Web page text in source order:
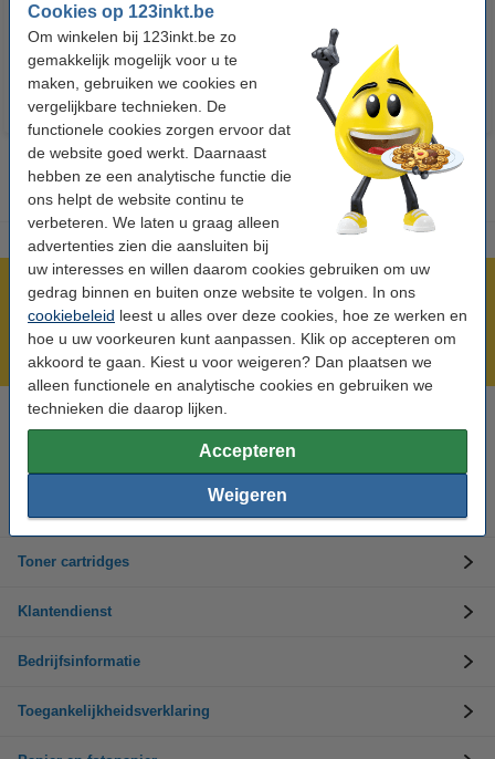
Cookies op 123inkt.be
Om winkelen bij 123inkt.be zo
gemakkelijk mogelijk voor u te
maken, gebruiken we cookies en
vergelijkbare technieken. De
functionele cookies zorgen ervoor dat
de website goed werkt. Daarnaast
hebben ze een analytische functie die
ons helpt de website continu te
verbeteren. We laten u graag alleen
advertenties zien die aansluiten bij
uw interesses en willen daarom cookies gebruiken om uw
gedrag binnen en buiten onze website te volgen. In ons
cookiebeleid leest u alles over deze cookies, hoe ze werken en
hoe u uw voorkeuren kunt aanpassen. Klik op accepteren om
akkoord te gaan. Kiest u voor weigeren? Dan plaatsen we
alleen functionele en analytische cookies en gebruiken we
technieken die daarop lijken.
Accepteren
Weigeren
€ 33,50
Meer dan 5 miljoen klanten!
Voor 22.00 uur besteld, morgen in huis!
Laagsteprijsgarantie!
Hulp nodig? Bel ons op +32 (0)9 39 64 123
Op werkdagen van 8.30 tot 17 uur
Inktpatronen
Toner cartridges
Klantendienst
Bedrijfsinformatie
Toegankelijkheidsverklaring